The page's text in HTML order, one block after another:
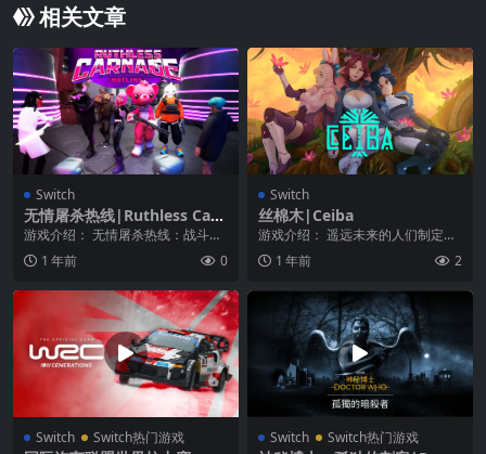
相关文章
Switch
无情屠杀热线|Ruthless Carn
age Hotline
游戏介绍： 无情屠杀热线：战斗、
生存、统治！你准备好了吗？ 走进
残酷屠杀热线的霓...
1 年前 0
Switch
丝棉木|Ceiba
游戏介绍： 遥远未来的人们制定了
一条规则：人类的生命非常宝贵，
不能冒险去探索深空...
1 年前 2
Switch Switch热门游戏 Switch Switch热门游戏